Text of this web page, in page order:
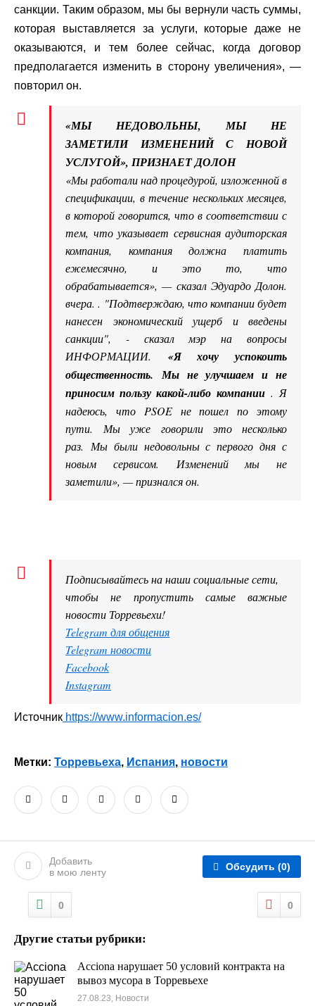
санкции. Таким образом, мы бы вернули часть суммы,
которая выставляется за услуги, которые даже не
оказываются, и тем более сейчас, когда договор
предполагается изменить в сторону увеличения», —
повторил он.
«МЫ НЕДОВОЛЬНЫ, МЫ НЕ
ЗАМЕТИЛИ ИЗМЕНЕНИЙ С НОВОЙ
УСЛУГОЙ», ПРИЗНАЕТ ДОЛОН
«Мы работали над процедурой, изложенной в
спецификации, в течение нескольких месяцев,
в которой говорится, что в соответствии с
тем, что указывает сервисная аудиторская
компания, компания должна платить
ежемесячно, и это то, что
обрабатывается», — сказал Эдуардо Долон.
вчера. . "Подтверждаю, что компании будет
нанесен экономический ущерб и введены
санкции", - сказал мэр на вопросы
ИНФОРМАЦИИ. «Я хочу успокоить
общественность. Мы не улучшаем и не
приносим пользу какой-либо компании. Я
надеюсь, что PSOE не пошел по этому
пути. Мы уже говорили это несколько
раз. Мы были недовольны с первого дня с
новым сервисом. Изменений мы не
заметили», — признался он.
Подписывайтесь на наши социальные сети,
чтобы не пропустить самые важные
новости Торревьехи!
Telegram для общения
Telegram новости
Facebook
Instagram
Источник https://www.informacion.es/
Метки: Торревьеха, Испания, новости
Добавить
в мою ленту
Обсудить (0)
0 0
Другие статьи рубрики:
Acciona нарушает 50 условий контракта на
вывоз мусора в Торревьехе
27.08.23, Новости